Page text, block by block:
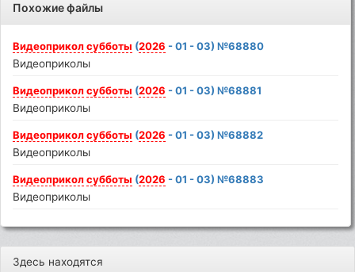
Похожие файлы
Видеоприкол субботы (2026 - 01 - 03) №68880
Видеоприколы
Видеоприкол субботы (2026 - 01 - 03) №68881
Видеоприколы
Видеоприкол субботы (2026 - 01 - 03) №68882
Видеоприколы
Видеоприкол субботы (2026 - 01 - 03) №68883
Видеоприколы
Здесь находятся